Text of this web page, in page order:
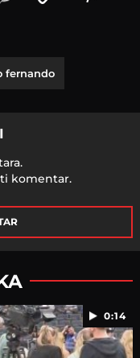
fernando
komentar.
0:14